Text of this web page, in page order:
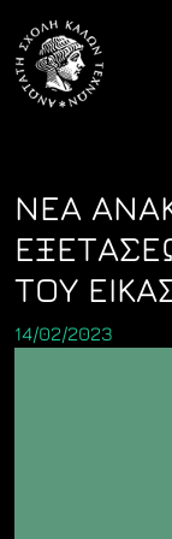
content
ΝΕΑ
ΤΟΥ
14/02/2023